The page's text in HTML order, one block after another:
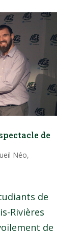
de
Néo,
de
Rivières
de